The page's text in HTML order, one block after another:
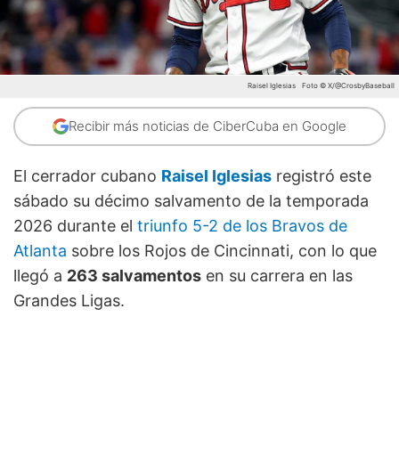
Raisel Iglesias Foto © X/@CrosbyBaseball
Recibir más noticias de CiberCuba en Google
El cerrador cubano Raisel Iglesias registró este
sábado su décimo salvamento de la temporada
2026 durante el triunfo 5-2 de los Bravos de
Atlanta sobre los Rojos de Cincinnati, con lo que
llegó a 263 salvamentos en su carrera en las
Grandes Ligas.